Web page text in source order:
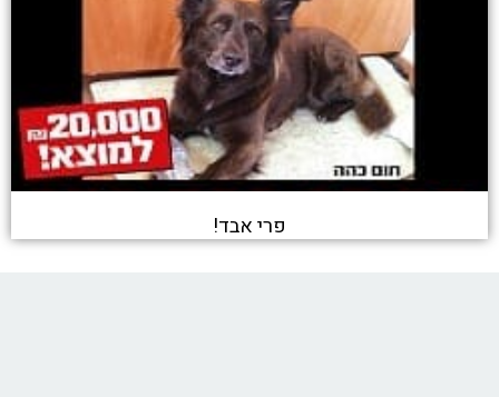
פרי אבד!